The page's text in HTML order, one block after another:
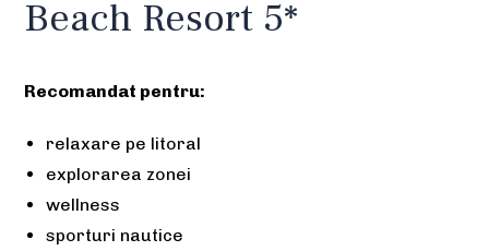
Beach Resort 5*
Recomandat pentru:
relaxare pe litoral
explorarea zonei
wellness
sporturi nautice